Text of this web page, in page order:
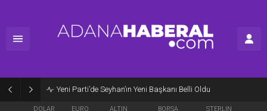
Yeni Parti’de Seyhan’ın Yeni Başkanı Belli Oldu
DOLAR EURO ALTIN BORSA STERLIN